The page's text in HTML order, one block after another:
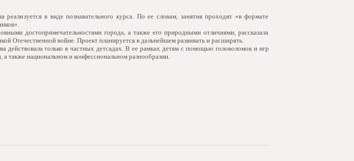
в виде познавательного курса. По ее словам, занятия проходят «в формате
достопримечательностями города, а также его природными отличиями, рассказала
Отечественной войне. Проект планируется в дальнейшем развивать и расширять.
только в частных детсадах. В ее рамках детям с помощью головоломок и игр
также национальном и конфессиональном разнообразии.